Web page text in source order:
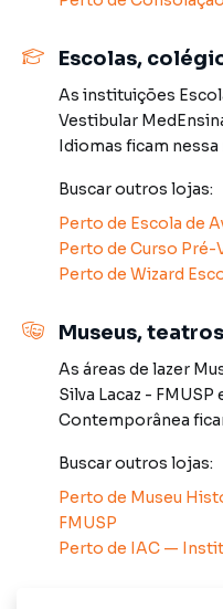
Negócios Ltda você
a praticidade de fazer
computador ou
inovadoras para
inquilinos e
Anuncie seu imóvel! É
Soluções de Negócios
imóveis em diversas
Na PiraHost Soluções de
imobiliárias tradicionais.
imóveis em São Paulo,
Isso porque temos uma
em produzir campanhas
tendo como
alugar seu imóvel mais
time de programadores,
central de atendimento
Escolas,
As instituições
Vestibular
Idiomas ficam nessa
Buscar outros lojas:
Perto de Escola de
Perto de Curso Pré-
Perto de Wizard
Museus,
As áreas de lazer
Silva Lacaz - FMUSP
Contemporânea
Buscar outros lojas:
Perto de Museu
FMUSP
Perto de IAC —